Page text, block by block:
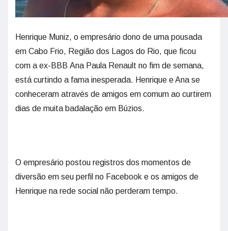
Henrique Muniz, o empresário dono de uma pousada
em Cabo Frio, Região dos Lagos do Rio, que ficou
com a ex-BBB Ana Paula Renault no fim de semana,
está curtindo a fama inesperada. Henrique e Ana se
conheceram através de amigos em comum ao curtirem
dias de muita badalação em Búzios.
O empresário postou registros dos momentos de
diversão em seu perfil no Facebook e os amigos de
Henrique na rede social não perderam tempo.